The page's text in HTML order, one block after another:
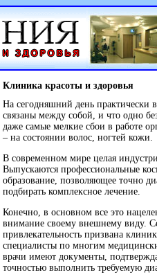
Клиника красоты и здоровья
На сегодняшний день практически
связаны между собой, и что одно
даже самые мелкие сбои в работе
– на состоянии волос, ногтей кожи.
В современном мире целая
Выпускаются профессиональные
образование, позволяющее точно
подбирать комплексное лечение.
Конечно, в основном все это
внимание своему внешнему виду.
привлекательность призвана
специалисты по многим
врачи имеют документы,
точностью выполнить требуемую